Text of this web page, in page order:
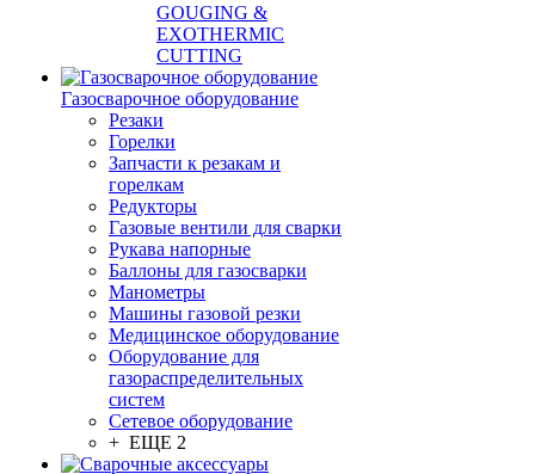
GOUGING &
EXOTHERMIC
CUTTING
Газосварочное оборудование
Резаки
Горелки
Запчасти к резакам и
горелкам
Редукторы
Газовые вентили для сварки
Рукава напорные
Баллоны для газосварки
Манометры
Машины газовой резки
Медицинское оборудование
Оборудование для
газораспределительных
систем
Сетевое оборудование
+ ЕЩЕ 2